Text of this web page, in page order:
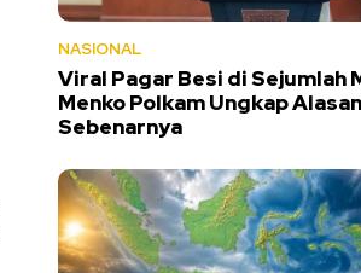
NASIONAL
Viral Pagar Besi di Sejumlah
Menko Polkam Ungkap Alasan
Sebenarnya